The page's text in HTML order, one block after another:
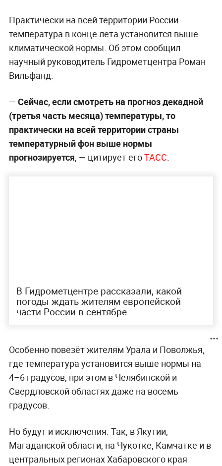
Практически на всей территории России
температура в конце лета установится выше
климатической нормы. Об этом сообщил
научный руководитель Гидрометцентра Роман
Вильфанд.
— Сейчас, если смотреть на прогноз декадной
(третья часть месяца) температуры, то
практически на всей территории страны
температурный фон выше нормы
прогнозируется, — цитирует егоТАСС.
В Гидрометцентре рассказали, какой
погоды ждать жителям европейской
части России в сентябре
Особенно повезёт жителям Урала и Поволжья,
где температура установится выше нормы на
4–6 градусов, при этом в Челябинской и
Свердловской областях даже на восемь
градусов.
Но будут и исключения. Так, в Якутии,
Магаданской области, на Чукотке, Камчатке и в
центральных регионах Хабаровского края